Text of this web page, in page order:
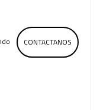
CONTACTANOS